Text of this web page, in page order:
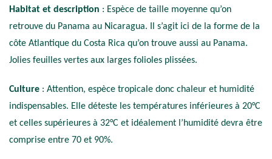
Habitat et description : Espèce de taille moyenne qu’on
retrouve du Panama au Nicaragua. Il s’agit ici de la forme de la
côte Atlantique du Costa Rica qu’on trouve aussi au Panama.
Jolies feuilles vertes aux larges folioles plissées.
Culture : Attention, espèce tropicale donc chaleur et humidité
indispensables. Elle déteste les températures inférieures à 20°C
et celles supérieures à 32°C et idéalement l’humidité devra être
comprise entre 70 et 90%.